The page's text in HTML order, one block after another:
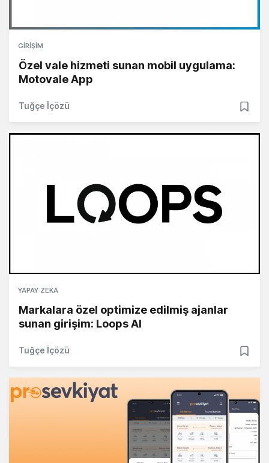
GIRIŞIM
Özel vale hizmeti sunan mobil uygulama:
Motovale App
Tuğçe İçözü
YAPAY ZEKA
Markalara özel optimize edilmiş ajanlar
sunan girişim: Loops AI
Tuğçe İçözü